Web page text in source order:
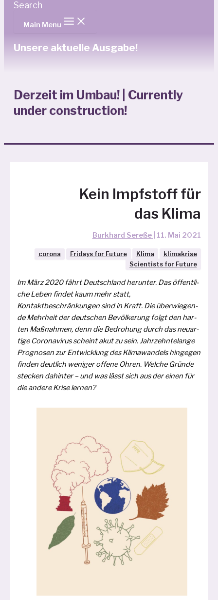
Search
Main Menu
Unsere aktuelle Ausgabe!
Derzeit im Umbau! | Currently
under construction!
Kein Impfstoff für
das Klima
Burkhard Sereße 11. Mai 2021
corona Fridays for Future Klima
klimakrise
Scientists for Future
Im März 2020 fährt Deutschland her­un­ter. Das öffent­li­
che Leben fin­det kaum mehr statt,
Kontaktbeschränkungen sind in Kraft. Die über­wie­gen­
de Mehrheit der deut­schen Bevölkerung folgt den har­
ten Maßnahmen, denn die Bedrohung durch das neu­ar­
ti­ge Coronavirus scheint akut zu sein. Jahrzehntelange
Prognosen zur Entwicklung des Klimawandels hin­ge­gen
fin­den deut­lich weni­ger offe­ne Ohren. Welche Gründe
ste­cken dahin­ter – und was lässt sich aus der einen für
die ande­re Krise lernen?